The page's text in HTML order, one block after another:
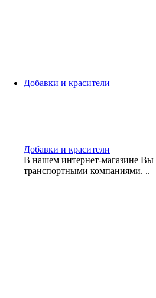
Добавки и красители
Добавки и красители
В нашем интернет-магазине Вы
транспортными компаниями. ..